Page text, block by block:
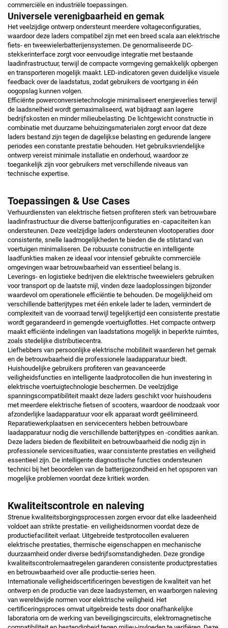
commerciële en industriële toepassingen.
Universele verenigbaarheid en gemak
Het veelzijdige ontwerp ondersteunt meerdere voltageconfiguraties,
waardoor deze laders compatibel zijn met een breed scala aan elektrische
fiets- en tweewielerbatterijensystemen. De genormaliseerde DC-
stekkerinterface zorgt voor eenvoudige integratie met bestaande
laadinfrastructuur, terwijl de compacte vormgeving gemakkelijk opbergen
en transporteren mogelijk maakt. LED-indicatoren geven duidelijke visuele
feedback over de laadstatus, zodat gebruikers de voortgang in één
oogopslag kunnen volgen.
Efficiënte powerconversietechnologie minimaliseert energieverlies terwijl
de laadsnelheid wordt gemaximaliseerd, wat bijdraagt aan lagere
bedrijfskosten en minder milieubelasting. De lichtgewicht constructie in
combinatie met duurzame behuizingsmaterialen zorgt ervoor dat deze
laders bestand zijn tegen de dagelijkse belasting en gedurende langere
periodes een constante prestatie behouden. Het gebruiksvriendelijke
ontwerp vereist minimale installatie en onderhoud, waardoor ze
toegankelijk zijn voor gebruikers met verschillende niveaus van
technische expertise.
Toepassingen & Use Cases
Verhuurdiensten van elektrische fietsen profiteren sterk van betrouwbare
laadinfrastructuur die diverse batterijconfiguraties en -capaciteiten kan
ondersteunen. Deze veelzijdige laders ondersteunen vlootoperaties door
consistente, snelle laadmogelijkheden te bieden die de stilstand van
voertuigen minimaliseren. De robuuste constructie en intelligente
laadfunkties maken ze ideaal voor intensief gebruikte commerciële
omgevingen waar betrouwbaarheid van essentieel belang is.
Leverings- en logistieke bedrijven die elektrische tweewielers gebruiken
voor transport op de laatste mijl, vinden deze laadoplossingen bijzonder
waardevol om operationele efficiëntie te behouden. De mogelijkheid om
verschillende batterijtypes met één enkele lader te laden, vermindert de
complexiteit van de voorraad terwijl tegelijkertijd een consistente prestatie
wordt gegarandeerd in gemengde voertuigflottes. Het compacte ontwerp
maakt efficiënte indelingen van laadstations mogelijk in beperkte ruimtes,
zoals stedelijke distributiecentra.
Liefhebbers van persoonlijke elektrische mobiliteit waarderen het gemak
en de betrouwbaarheid die professionele laadapparatuur biedt.
Huishoudelijke gebruikers profiteren van geavanceerde
veiligheidsfuncties en intelligente laadprotocollen die hun investering in
elektrische voertuigtechnologie beschermen. De veelzijdige
spanningscompatibiliteit maakt deze laders geschikt voor huishoudens
met meerdere elektrische fietsen of scooters, waardoor de noodzaak voor
afzonderlijke laadapparatuur voor elk apparaat wordt geëlimineerd.
Reparatiewerkplaatsen en servicecenters hebben betrouwbare
laadapparatuur nodig die verschillende batterijtypes en -condities aankan.
Deze laders bieden de flexibiliteit en betrouwbaarheid die nodig zijn in
professionele servicesituaties, waar consistente prestaties en veiligheid
essentieel zijn. De intelligente diagnostische functies ondersteunen
technici bij het beoordelen van de batterijgezondheid en het opsporen van
mogelijke problemen voordat deze kritiek worden.
Kwaliteitscontrole en naleving
Strenue kwaliteitsborgingsprocessen zorgen ervoor dat elke laadeenheid
voldoet aan strikte prestatie- en veiligheidsnormen voordat deze de
productiefaciliteit verlaat. Uitgebreide testprotocollen evalueren
elektrische prestaties, thermische eigenschappen en mechanische
duurzaamheid onder diverse bedrijfsomstandigheden. Deze grondige
kwaliteitscontrolemaatregelen garanderen consistente productprestaties
en betrouwbaarheid over alle productie-series heen.
Internationale veiligheidscertificeringen bevestigen de kwaliteit van het
ontwerp en de productie van deze laadsystemen, en waarborgen naleving
van wereldwijde normen voor elektrische veiligheid. Het
certificeringsproces omvat uitgebreide tests door onafhankelijke
laboratoria om de werking van beveiligingscircuits, elektromagnetische